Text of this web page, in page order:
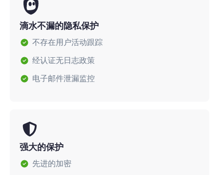
滴水不漏的隐私保护
不存在用户活动跟踪
经认证无日志政策
电子邮件泄漏监控
强大的保护
先进的加密